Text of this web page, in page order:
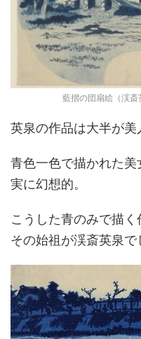
藍摺の団扇絵（渓
英泉の作品は大半が美
青色一色で描かれた美
実に幻想的。
こうした青のみで描く
その始祖が渓斎英泉で